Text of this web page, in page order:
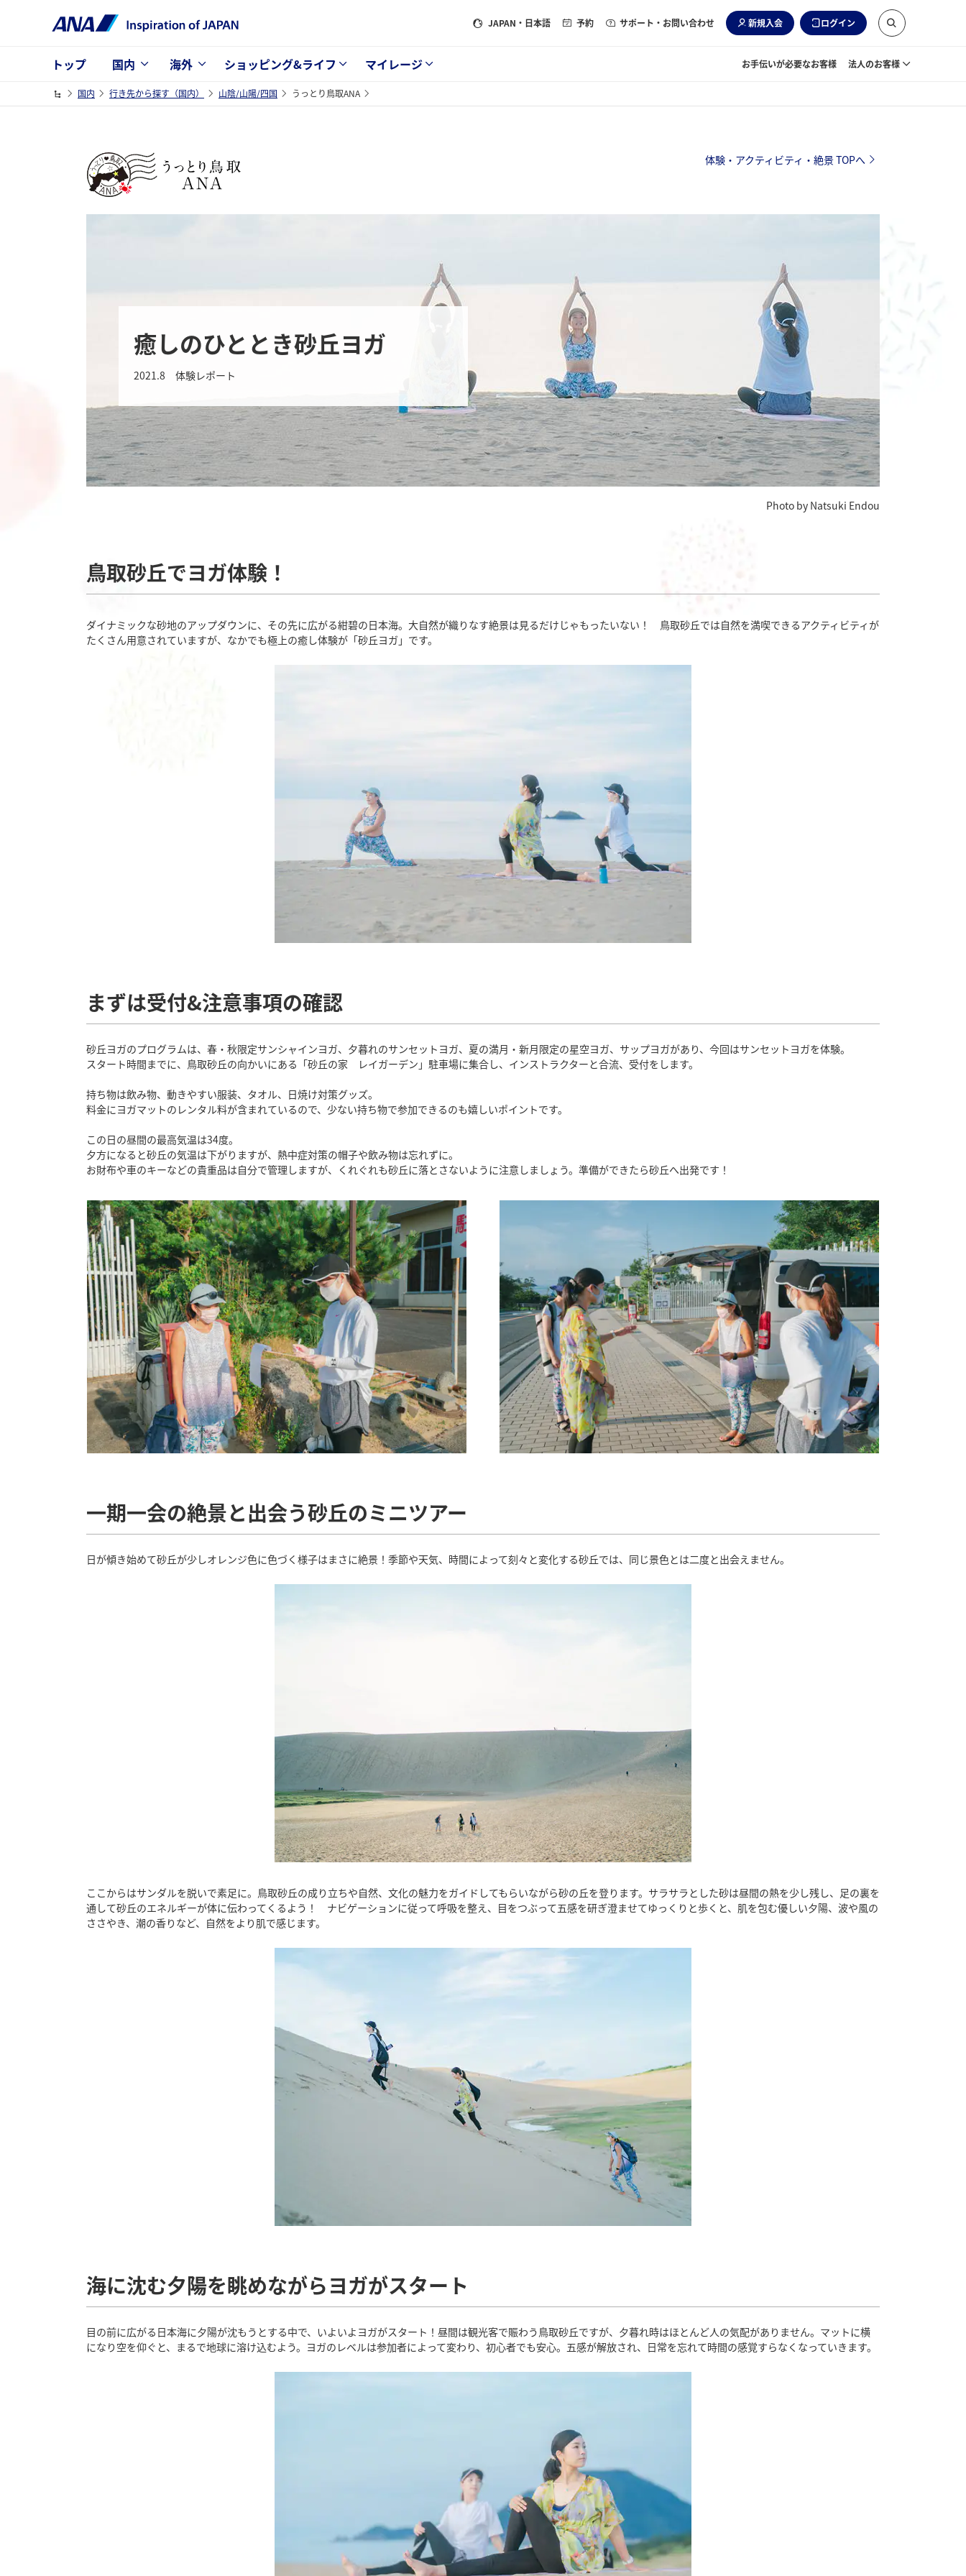
JAPAN ・日本語 予約 サポート・お問い合わせ 新規入会 ログイン
トップ 国内 海外 ショッピング&ライフ マイレージ お手伝いが必要なお客様 法人のお客様
国内 行き先から探す（国内） 山陰/山陽/四国 うっとり鳥取ANA
体験・アクティビティ・絶景 TOPへ
癒しのひととき砂丘ヨガ
2021.8 体験レポート
Photo by Natsuki Endou
鳥取砂丘でヨガ体験！
ダイナミックな砂地のアップダウンに、その先に広がる紺碧の日本海。大自然が織りなす絶景は見るだけじゃもったいない！ 鳥取砂丘では自然を満喫できるアクティビティが
たくさん用意されていますが、なかでも極上の癒し体験が「砂丘ヨガ」です。
まずは受付&注意事項の確認
砂丘ヨガのプログラムは、春・秋限定サンシャインヨガ、夕暮れのサンセットヨガ、夏の満月・新月限定の星空ヨガ、サップヨガがあり、今回はサンセットヨガを体験。
スタート時間までに、鳥取砂丘の向かいにある「砂丘の家 レイガーデン」駐車場に集合し、インストラクターと合流、受付をします。
持ち物は飲み物、動きやすい服装、タオル、日焼け対策グッズ。
料金にヨガマットのレンタル料が含まれているので、少ない持ち物で参加できるのも嬉しいポイントです。
この日の昼間の最高気温は34度。
夕方になると砂丘の気温は下がりますが、熱中症対策の帽子や飲み物は忘れずに。
お財布や車のキーなどの貴重品は自分で管理しますが、くれぐれも砂丘に落とさないように注意しましょう。準備ができたら砂丘へ出発です！
一期一会の絶景と出会う砂丘のミニツアー
日が傾き始めて砂丘が少しオレンジ色に色づく様子はまさに絶景！季節や天気、時間によって刻々と変化する砂丘では、同じ景色とは二度と出会えません。
ここからはサンダルを脱いで素足に。鳥取砂丘の成り立ちや自然、文化の魅力をガイドしてもらいながら砂の丘を登ります。サラサラとした砂は昼間の熱を少し残し、足の裏を
通して砂丘のエネルギーが体に伝わってくるよう！ ナビゲーションに従って呼吸を整え、目をつぶって五感を研ぎ澄ませてゆっくりと歩くと、肌を包む優しい夕陽、波や風の
ささやき、潮の香りなど、自然をより肌で感じます。
海に沈む夕陽を眺めながらヨガがスタート
目の前に広がる日本海に夕陽が沈もうとする中で、いよいよヨガがスタート！昼間は観光客で賑わう鳥取砂丘ですが、夕暮れ時はほとんど人の気配がありません。マットに横
になり空を仰ぐと、まるで地球に溶け込むよう。ヨガのレベルは参加者によって変わり、初心者でも安心。五感が解放され、日常を忘れて時間の感覚すらなくなっていきます。